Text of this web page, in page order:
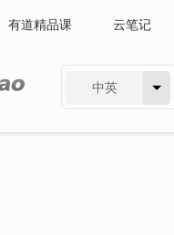
有道精品课 云笔记
中英